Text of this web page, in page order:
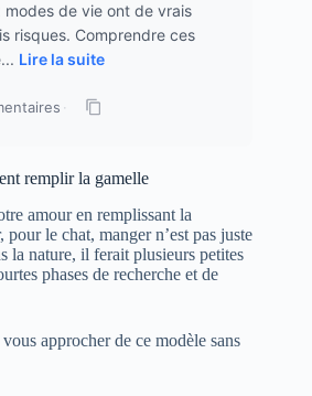
de vie ont de vrais
risques. Comprendre ces
Lire la suite
·
remplir la gamelle
amour en remplissant la
le chat, manger n’est pas juste
la nature, il ferait plusieurs petites
phases de recherche et de
approcher de ce modèle sans